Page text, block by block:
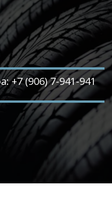
+7 (906) 7-941-941